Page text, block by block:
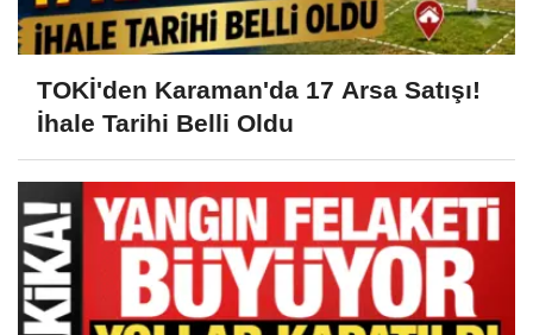
TOKİ'den Karaman'da 17 Arsa Satışı!
İhale Tarihi Belli Oldu